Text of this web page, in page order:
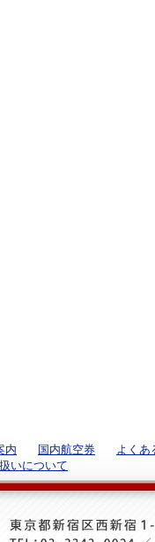
内 国内航空券
よくあ
いについて